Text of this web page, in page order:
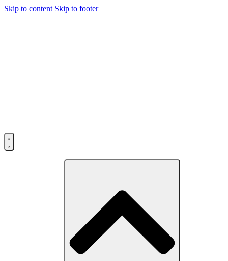
Skip to content Skip to footer